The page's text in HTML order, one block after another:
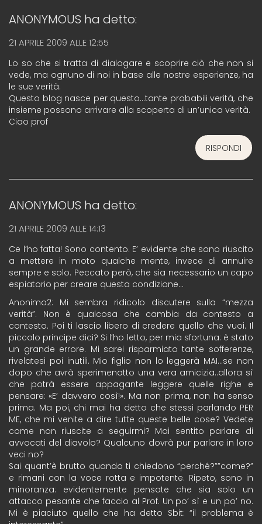
ANONYMOUS ha detto:
21 APRILE 2009 ALLE 12:55
Lo so che si tratta di dialogare e scoprire ciò che non si
vede, ma ognuno di noi in base alle nostre esperienze, ha
le sue verità.
Questo blog nasce per questo…tante probabili verità, che
insieme possono arrivare alla scoperta di un’unica verità.
Ciao prof
RISPONDI
ANONYMOUS ha detto:
21 APRILE 2009 ALLE 14:13
Ce l’ho fatta! Sono contento. E’ evidente che sono riuscito
a mettere in moto qualche mente, invece di annuire
sempre e solo. Peccato però, che sia necessario un capo
espiatorio per creare questa condizione…
Anonimo2: Mi sembra ridicolo discutere sulla “mezza
verità”. Non è qualcosa che cambia da contesto a
contesto. Poi ti lascio libero di credere quello che vuoi. Il
piccolo principe dici? Si l’ho letto, per mia sfortuna: è stato
un grande errore. Mi sarei risparmiato tante sofferenze,
rivelatesi poi inutili. Mio figlio non lo leggerà MAI…se non
dopo che avrà sperimenatto una vera amicizia..allora sì
che potrà essere appagante leggere quelle righe e
pensare: «E’ davvero così!». Ma non prima, non ha senso
prima. Ma poi, chi mai ha detto che stessi parlando PER
ME, che mi venite a dire tutte queste belle cose? Vedete
come non riuscite a seguirmi? Mai sentito parlare di
avvocati del diavolo? Qualcuno dovrà pur parlare in loro
veci no?
Sai quant’è brutto quando ti chiedono “perché?””come?”
e rimani con la voce rotta e impotente. Ripeto, sono in
minoranza: evidentemente pensate che sia solo un
attacco pesante che faccio al Prof. Un po’ sì e un po’ no.
Mi è piaciuto quello che ha detto Sbit: “il problema è